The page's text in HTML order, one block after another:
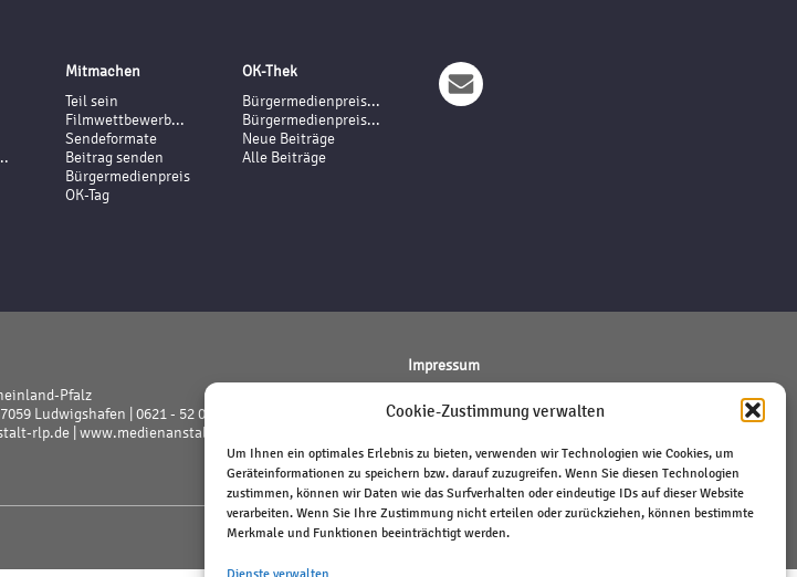
Cookie-Zustimmung verwalten
Um Ihnen ein optimales Erlebnis zu bieten, verwenden wir Technologien wie Cookies, um
Geräteinformationen zu speichern bzw. darauf zuzugreifen. Wenn Sie diesen Technologien
zustimmen, können wir Daten wie das Surfverhalten oder eindeutige IDs auf dieser Website
verarbeiten. Wenn Sie Ihre Zustimmung nicht erteilen oder zurückziehen, können bestimmte
Merkmale und Funktionen beeinträchtigt werden.
Dienste verwalten
Mitmachen
Teil sein
Filmwettbewerb...
Sendeformate
Beitrag senden
Bürgermedienpreis
OK-Tag
OK-Thek
Bürgermedienpreis...
Bürgermedienpreis...
Neue Beiträge
Alle Beiträge
Pfalz
Ludwigshafen | 0621 - 52 02 - 0
rlp.de | www.medienanstalt-rlp.de
Impressum
Datenschutz